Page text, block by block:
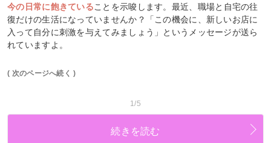
今の日常に飽きていることを示唆します。最近、職場と自宅の往
復だけの生活になっていませんか？「この機会に、新しいお店に
入って自分に刺激を与えてみましょう」というメッセージが送ら
れていますよ。
( 次のページへ続く )
1/5
続きを読む